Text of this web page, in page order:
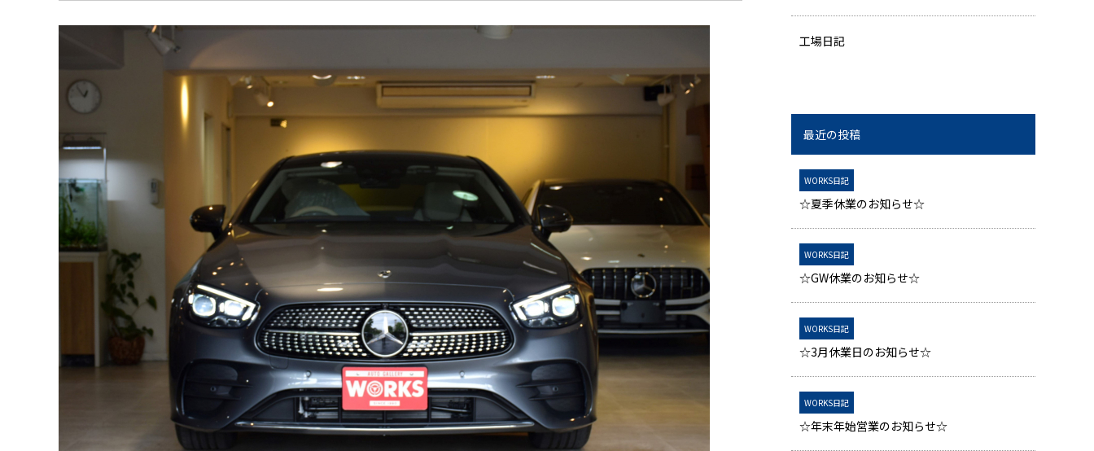
工場日記
最近の投稿
WORKS日記
☆夏季休業のお知らせ☆
WORKS日記
☆GW休業のお知らせ☆
WORKS日記
☆3月休業日のお知らせ☆
WORKS日記
☆年末年始営業のお知らせ☆